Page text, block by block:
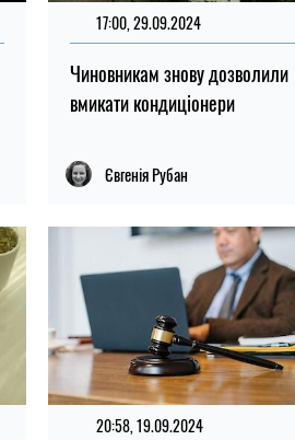
17:00, 29.09.2024
Чиновникам знову дозволили
вмикати кондиціонери
Євгенія Рубан
20:58, 19.09.2024